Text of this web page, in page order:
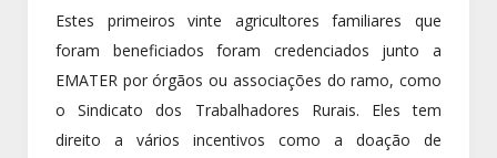
Estes primeiros vinte agricultores familiares que
foram beneficiados foram credenciados junto a
EMATER por órgãos ou associações do ramo, como
o Sindicato dos Trabalhadores Rurais. Eles tem
direito a vários incentivos como a doação de